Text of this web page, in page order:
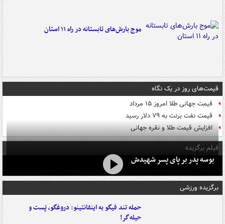
موج بارش‌های تابستانه در راه ۱۱ استان
قیمت‌های روز در یک نگاه
قیمت جهانی طلا امروز ۱۵ مرداد
قیمت نفت برنت به ۷۹ دلار رسید
افزایش قیمت طلا و نقره جهانی
فیلم برگزیده
بوسه‌ پدر بر پای پسر شهیدش
برگزیده ورزشی
حمله تند فیگو به اینفانتینو: دروغگو، پَست‌ و
حیله‌گر!